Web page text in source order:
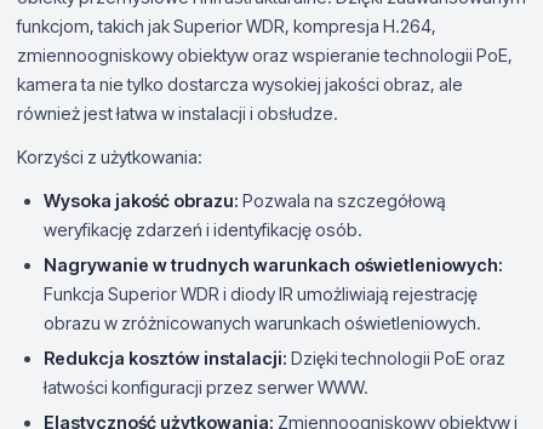
funkcjom, takich jak Superior WDR, kompresja H.264,
zmiennoogniskowy obiektyw oraz wspieranie technologii PoE,
kamera ta nie tylko dostarcza wysokiej jakości obraz, ale
również jest łatwa w instalacji i obsłudze.
Korzyści z użytkowania:
Wysoka jakość obrazu: Pozwala na szczegółową
weryfikację zdarzeń i identyfikację osób.
Nagrywanie w trudnych warunkach oświetleniowych:
Funkcja Superior WDR i diody IR umożliwiają rejestrację
obrazu w zróżnicowanych warunkach oświetleniowych.
Redukcja kosztów instalacji: Dzięki technologii PoE oraz
łatwości konfiguracji przez serwer WWW.
Elastyczność użytkowania: Zmiennoogniskowy obiektyw i